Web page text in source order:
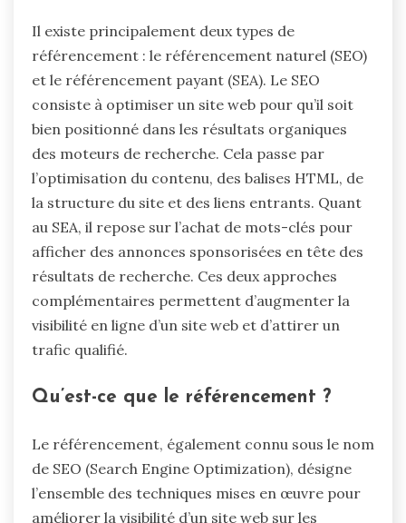
Il existe principalement deux types de
référencement : le référencement naturel (SEO)
et le référencement payant (SEA). Le SEO
consiste à optimiser un site web pour qu’il soit
bien positionné dans les résultats organiques
des moteurs de recherche. Cela passe par
l’optimisation du contenu, des balises HTML, de
la structure du site et des liens entrants. Quant
au SEA, il repose sur l’achat de mots-clés pour
afficher des annonces sponsorisées en tête des
résultats de recherche. Ces deux approches
complémentaires permettent d’augmenter la
visibilité en ligne d’un site web et d’attirer un
trafic qualifié.
Qu’est-ce que le référencement ?
Le référencement, également connu sous le nom
de SEO (Search Engine Optimization), désigne
l’ensemble des techniques mises en œuvre pour
améliorer la visibilité d’un site web sur les